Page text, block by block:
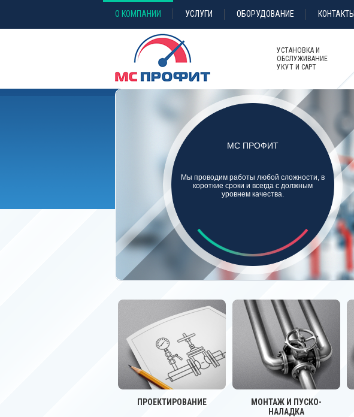
О КОМПАНИИ УСЛУГИ ОБОРУДОВАНИЕ КОНТАКТЫ
УСТАНОВКА И
ОБСЛУЖИВАНИЕ
УКУТ И САРТ
МС ПРОФИТ
Мы проводим работы любой сложности, в
короткие сроки и всегда с должным
уровнем качества.
ПРОЕКТИРОВАНИЕ
МОНТАЖ И ПУСКО-
НАЛАДКА